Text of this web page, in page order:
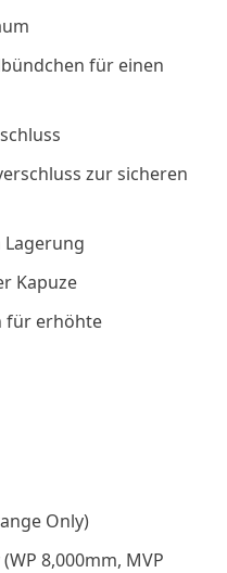
für einen
zur sicheren
Kapuze
für erhöhte
Only)
8,000mm, MVP